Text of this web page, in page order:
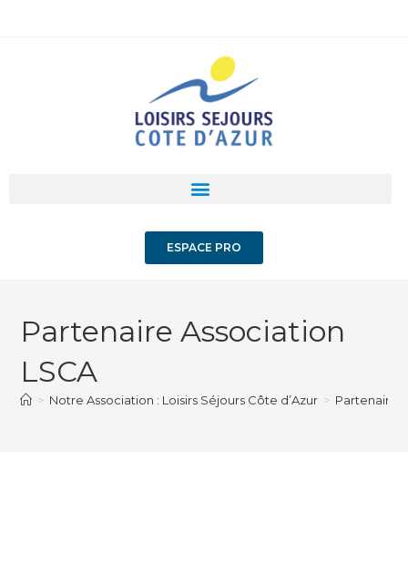
ESPACE PRO
Partenaire Association
LSCA
> Notre Association : Loisirs Séjours Côte d’Azur > Partenaire